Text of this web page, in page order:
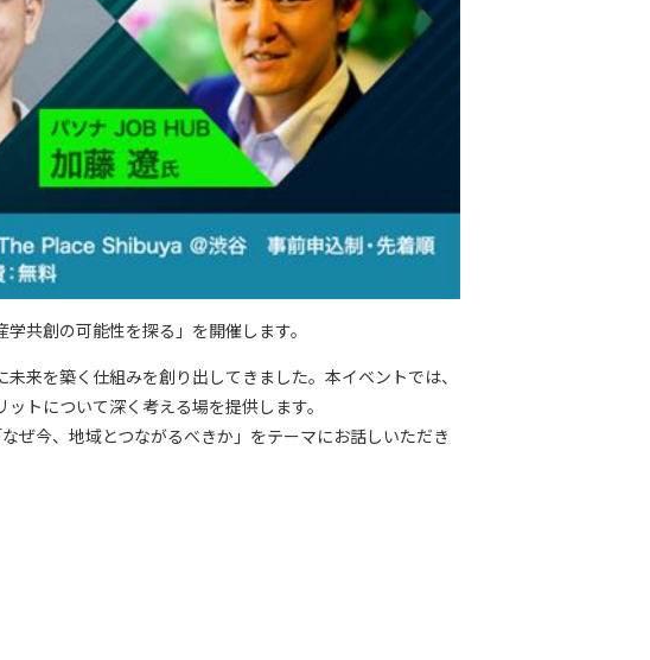
共創の可能性を探る」を開催します。
来を築く仕組みを創り出してきました。本イベントでは、
トについて深く考える場を提供します。
ぜ今、地域とつながるべきか」をテーマにお話しいただき